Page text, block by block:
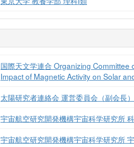
国際天文学連合 Organizing
Impact of Magnetic Activity on Solar
太陽研究者連絡会 運営委員会（副会長）
宇宙航空研究開発機構宇宙科学研究所
宇宙航空研究開発機構宇宙科学研究所